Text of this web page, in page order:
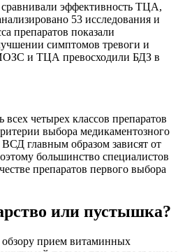
эффективность ТЦА,
53 исследования и
препаратов показали
симптомов тревоги и
и ТЦА превосходили БДЗ в
четырех классов препаратов
выбора медикаментозного
ВСД главным образом зависят от
большинство специалистов
препаратов первого выбора
или пустышка?
прием витаминных